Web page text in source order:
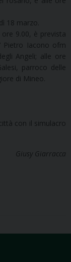
18 marzo.
9.00, è prevista
Pietro Iacono ofm
Angeli; alle ore
parroco delle
di Mineo.
con il simulacro
Giusy Giarracca